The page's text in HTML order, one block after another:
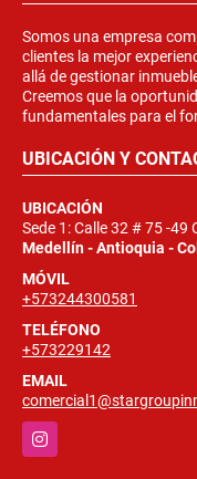
Somos una empresa
clientes la mejor
allá de gestionar
Creemos que la
fundamentales para el
UBICACIÓN Y
UBICACIÓN
Sede 1: Calle 32 # 75 -49
Medellín - Antioquia -
MÓVIL
+573244300581
TELÉFONO
+573229142
EMAIL
Instagram